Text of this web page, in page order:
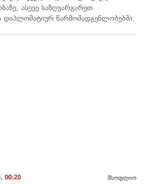
ასევე საზღვარგარეთ
წარმომადგენლობებში.
00:20 მსოფლიო